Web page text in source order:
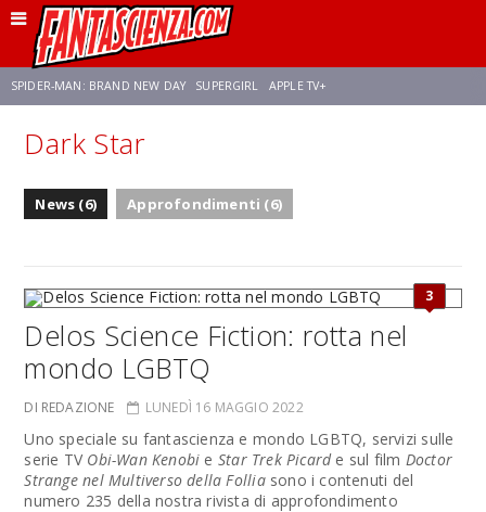
SPIDER-MAN: BRAND NEW DAY SUPERGIRL APPLE TV+
FRANCO RICCIARDIELLO
Dark Star
News (6) Approfondimenti (6)
3
Delos Science Fiction: rotta nel
mondo LGBTQ
DI REDAZIONE LUNEDÌ 16 MAGGIO 2022
Uno speciale su fantascienza e mondo LGBTQ, servizi sulle
serie TV Obi-Wan Kenobi e Star Trek Picarde sul film Doctor
Strange nel Multiverso della Folliasono i contenuti del
numero 235 della nostra rivista di approfondimento